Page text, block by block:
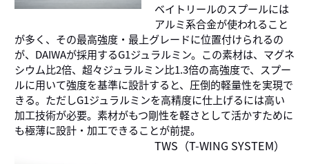
ベイトリールのスプールには
アルミ系合金が使われること
が多く、その最高強度・最上グレードに位置付けられるの
が、DAIWAが採用するG1ジュラルミン。この素材は、マグネ
シウム比2倍、超々ジュラルミン比1.3倍の高強度で、スプー
ルに用いて強度を基準に設計すると、圧倒的軽量性を実現で
きる。ただしG1ジュラルミンを高精度に仕上げるには高い
加工技術が必要。素材がもつ剛性を軽さとして活かすために
も極薄に設計・加工できることが前提。
TWS（T-WING SYSTEM）